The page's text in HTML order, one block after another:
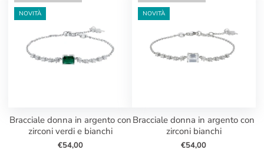
NOVITÀ
bracciale donna in argento con
zirconi verdi e bianchi
€54,00
NOVITÀ
bracciale donna in argento con
zirconi bianchi
€54,00